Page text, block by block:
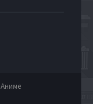
Аниме